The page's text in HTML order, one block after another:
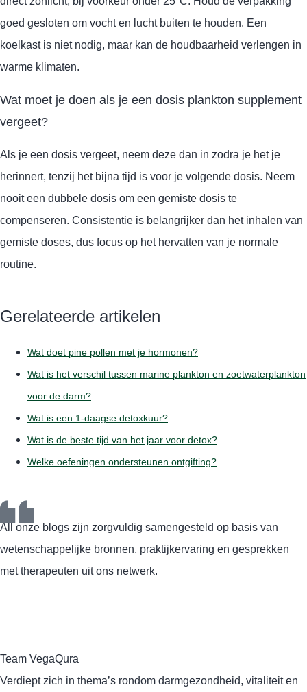
goed gesloten om vocht en lucht buiten te houden. Een
koelkast is niet nodig, maar kan de houdbaarheid verlengen in
warme klimaten.
Wat moet je doen als je een dosis plankton supplement
vergeet?
Als je een dosis vergeet, neem deze dan in zodra je het je
herinnert, tenzij het bijna tijd is voor je volgende dosis. Neem
nooit een dubbele dosis om een gemiste dosis te
compenseren. Consistentie is belangrijker dan het inhalen van
gemiste doses, dus focus op het hervatten van je normale
routine.
Gerelateerde artikelen
Wat doet pine pollen met je hormonen?
Wat is het verschil tussen marine plankton en zoetwaterplankton
voor de darm?
Wat is een 1-daagse detoxkuur?
Wat is de beste tijd van het jaar voor detox?
Welke oefeningen ondersteunen ontgifting?
All onze blogs zijn zorgvuldig samengesteld op basis van
wetenschappelijke bronnen, praktijkervaring en gesprekken
met therapeuten uit ons netwerk.
Team VegaQura
Verdiept zich in thema’s rondom darmgezondheid, vitaliteit en